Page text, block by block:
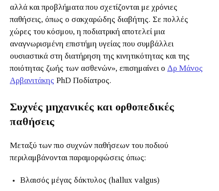
αλλά και προβλήματα που σχετίζονται με χρόνιες
παθήσεις, όπως ο σακχαρώδης διαβήτης. Σε πολλές
χώρες του κόσμου, η ποδιατρική αποτελεί μια
αναγνωρισμένη επιστήμη υγείας που συμβάλλει
ουσιαστικά στη διατήρηση της κινητικότητας και της
ποιότητας ζωής των ασθενών», επισημαίνει ο Δρ Μάνος
Αρβανιτάκης PhD Ποδίατρος.
Συχνές μηχανικές και ορθοπεδικές
παθήσεις
Μεταξύ των πιο συχνών παθήσεων του ποδιού
περιλαμβάνονται παραμορφώσεις όπως:
Βλαισός μέγας δάκτυλος (hallux valgus)